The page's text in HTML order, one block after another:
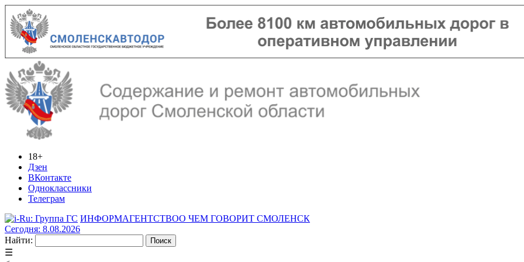
18+
Дзен
ВКонтакте
Одноклассники
Телеграм
ИНФОРМАГЕНТСТВОО ЧЕМ ГОВОРИТ СМОЛЕНСК
Сегодня: 8.08.2026
Найти:
☰